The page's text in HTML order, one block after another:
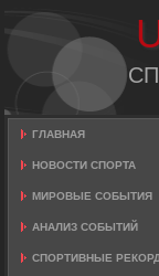
ГЛАВНАЯ
НОВОСТИ СПОРТА
МИРОВЫЕ СОБЫТИЯ
АНАЛИЗ СОБЫТИЙ
СПОРТИВНЫЕ